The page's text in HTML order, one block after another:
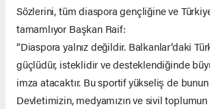
Sözlerini, tüm diaspora gençliğine ve
tamamlıyor Başkan Raif:
“Diaspora yalnız değildir. Balkanlar’daki
güçlüdür, isteklidir ve desteklendiğinde
imza atacaktır. Bu sportif yükseliş de bunun
Devletimizin, medyamızın ve sivil